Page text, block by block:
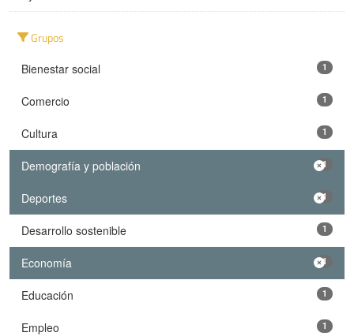
Grupos
Bienestar social 1
Comercio 1
Cultura 1
Demografía y población 1
Deportes 1
Desarrollo sostenible 1
Economía 1
Educación 1
Empleo 1